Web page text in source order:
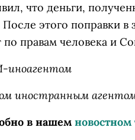
что деньги,
этого поправки в
по правам человека и
иностранным
в нашем новостном